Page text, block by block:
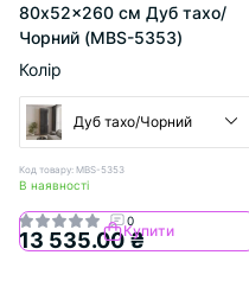
80x52x260 см Дуб тахо/
Чорний (MBS-5353)
Колір
Дуб тахо/Чорний
Код товару: MBS-5353
В наявності
0
13 535.00 ₴Купити